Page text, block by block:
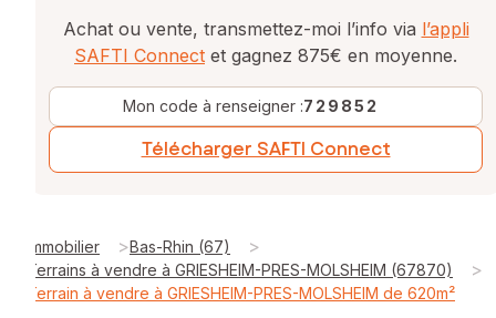
Achat ou vente, transmettez-moi l’info via l’appli
SAFTI Connect et gagnez 875€ en moyenne.
Mon code à renseigner :729852
Télécharger SAFTI Connect
Immobilier >Bas-Rhin (67) >
Terrains à vendre à GRIESHEIM-PRES-MOLSHEIM (67870) >
Terrain à vendre à GRIESHEIM-PRES-MOLSHEIM de 620m²